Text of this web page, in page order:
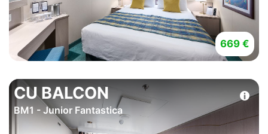
669 €
CU BALCON
BM1 - Junior Fantastica